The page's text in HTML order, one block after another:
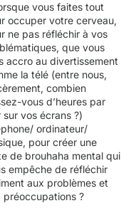
vous faites tout
occuper votre cerveau,
ne pas réfléchir à vos
que vous
accro au divertissement
la télé (entre nous,
combien
vous d’heures par
sur vos écrans ?)
ordinateur/
pour créer une
de brouhaha mental qui
empêche de réfléchir
aux problèmes et
préoccupations ?